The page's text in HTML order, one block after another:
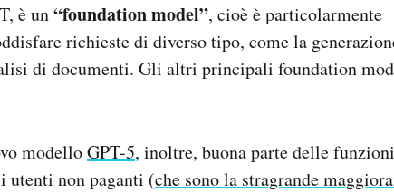
è un“foundation model”, cioè è particolarmente
richieste di diverso tipo, come la
di documenti. Gli altri principali foundation
modelloGPT-5, inoltre, buona parte delle
utenti non paganti (che sono la stragrande